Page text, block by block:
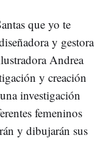
que yo te
y gestora
Andrea
y creación
investigación
femeninos
y dibujarán sus